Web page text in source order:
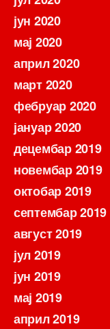
јун 2020
мај 2020
април 2020
март 2020
фебруар 2020
јануар 2020
децембар 2019
новембар 2019
октобар 2019
септембар 2019
август 2019
јул 2019
јун 2019
мај 2019
април 2019